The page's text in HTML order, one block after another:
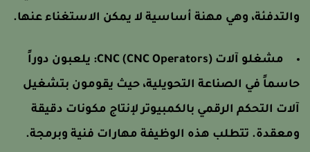
وهي مهنة أساسية لا يمكن الاستغناء عنها.
مشغلو آلات CNC (CNC Operators):
يلعبون دوراً
في الصناعة التحويلية، حيث يقومون بتشغيل
التحكم الرقمي بالكمبيوتر لإنتاج مكونات دقيقة
تتطلب هذه الوظيفة مهارات فنية وبرمجة.